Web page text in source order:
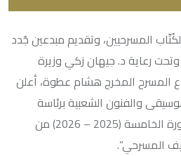
وتقديم مبدعين جُدد
جيهان زكي وزيرة
هشام عطوة، أعلن
الشعبية برئاسة
المخرج عادل حسان نتائج الدورة الخامسة (2025 – 2026) من